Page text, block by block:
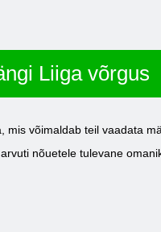
Liiga võrgus
mis võimaldab teil vaadata
nõuetele tulevane